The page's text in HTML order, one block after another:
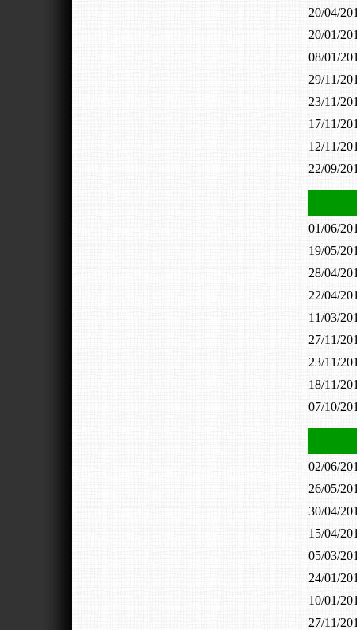
20/04/
20/01/
08/01/
29/11/
23/11/
17/11/
12/11/
22/09/
01/06/
19/05/
28/04/
22/04/
11/03/
27/11/
23/11/
18/11/
07/10/
02/06/
26/05/
30/04/
15/04/
05/03/
24/01/
10/01/
27/11/